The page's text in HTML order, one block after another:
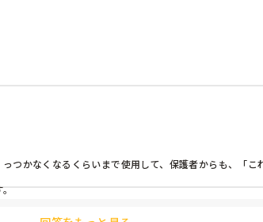
かなくなるくらいまで使用して、保護者からも、「こ
。